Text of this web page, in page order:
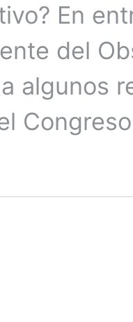
En
del
algunos